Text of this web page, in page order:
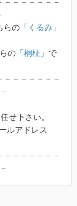
－－－－－－－
らの 「くるみ」
の 「桐柾」 で
－－－－－－－
せ下さい。
ルアドレス
－－－－－－－